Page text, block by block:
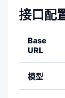
接口配
Base
URL
模型